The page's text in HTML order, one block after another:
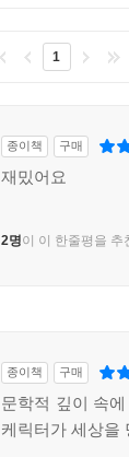
1
종이책 구매
재밌어요
2명이 이 한줄평을 추
종이책 구매
문학적 깊이 속
케릭터가 세상을